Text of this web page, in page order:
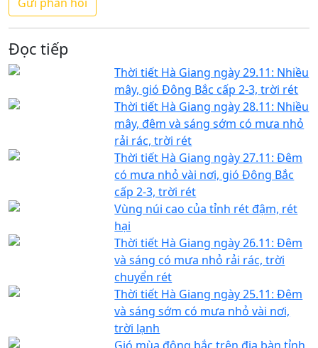
Đọc tiếp
Thời tiết Hà Giang ngày 29.11: Nhiều
mây, gió Đông Bắc cấp 2-3, trời rét
Thời tiết Hà Giang ngày 28.11: Nhiều
mây, đêm và sáng sớm có mưa nhỏ
rải rác, trời rét
Thời tiết Hà Giang ngày 27.11: Đêm
có mưa nhỏ vài nơi, gió Đông Bắc
cấp 2-3, trời rét
Vùng núi cao của tỉnh rét đậm, rét
hại
Thời tiết Hà Giang ngày 26.11: Đêm
và sáng có mưa nhỏ rải rác, trời
chuyển rét
Thời tiết Hà Giang ngày 25.11: Đêm
và sáng sớm có mưa nhỏ vài nơi,
trời lạnh